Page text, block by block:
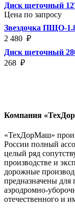
Диск щеточный
Цена по запросу
Звездочка ПЩО-
2 480 ₽
Диск щеточный
268 ₽
Компания
«ТехДорМаш»
России полный
целый ряд
производстве и
дорожные
предназначены
аэродромно-
отечественного и